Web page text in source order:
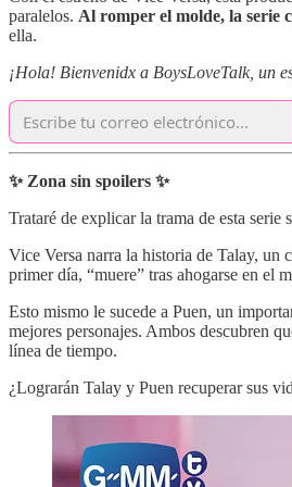
paralelos. Al romper el molde, la serie
ella.
¡Hola! Bienvenidx a BoysLoveTalk, un
✨ Zona sin spoilers ✨
Trataré de explicar la trama de esta serie
Vice Versa narra la historia de Talay, un
primer día, “muere” tras ahogarse en el
Esto mismo le sucede a Puen, un
mejores personajes. Ambos descubren
línea de tiempo.
¿Lograrán Talay y Puen recuperar sus